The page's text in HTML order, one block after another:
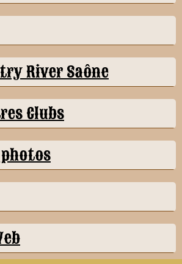
River Saône
Clubs